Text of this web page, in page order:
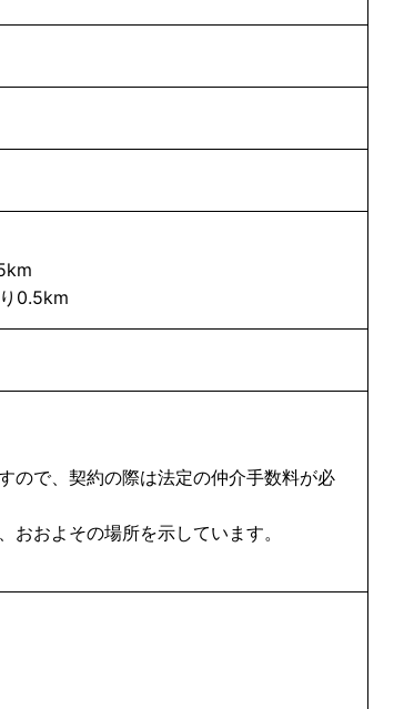
0.5km
ので、契約の際は法定の仲介手数料が必
およその場所を示しています。